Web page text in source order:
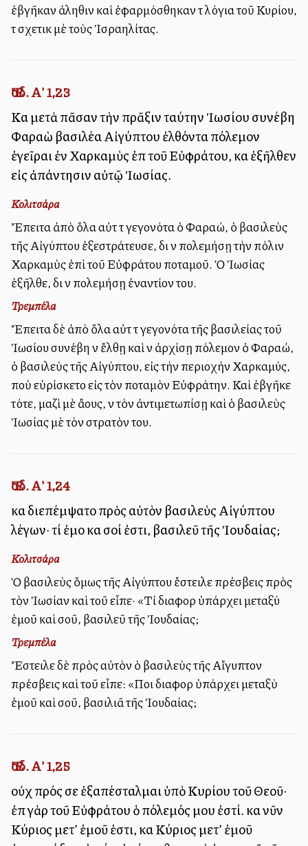
ἐβγῆκαν ἀληθινὰ καὶ ἐφαρμόσθηκαν τὰ λόγια τοῦ Κυρίου,
τὰ σχετικὰ μὲ τοὺς Ἰσραηλίτας.
Ἔσδ. Α' 1,23
Καὶ μετὰ πᾶσαν τὴν πρᾶξιν ταύτην Ἰωσίου συνέβη
Φαραὼ βασιλέα Αἰγύπτου ἐλθόντα πόλεμον
ἐγεῖραι ἐν Χαρκαμὺς ἐπὶ τοῦ Εὐφράτου, καὶ ἐξῆλθεν
εἰς ἀπάντησιν αὐτῷ Ἰωσίας.
Κολιτσάρα
Ἔπειτα ἀπὸ ὅλα αὐτὰ τὰ γεγονότα ὁ Φαραώ, ὁ βασιλεὺς
τῆς Αἰγύπτου ἐξεστράτευσε, διὰ νὰ πολεμήσῃ τὴν πόλιν
Χαρκαμὺς ἐπὶ τοῦ Εὐφράτου ποταμοῦ. Ὁ Ἰωσίας
ἐξῆλθε, διὰ νὰ πολεμήσῃ ἐναντίον του.
Τρεμπέλα
Ἔπειτα δὲ ἀπὸ ὅλα αὐτὰ τὰ γεγονότα τῆς βασιλείας τοῦ
Ἰωσίου συνέβη νὰ ἔλθῃ καὶ νὰ ἀρχίσῃ πόλεμον ὁ Φαραώ,
ὁ βασιλεὺς τῆς Αἰγύπτου, εἰς τὴν περιοχὴν Χαρκαμύς,
ποὺ εὑρίσκετο εἰς τὸν ποταμὸν Εὐφράτην. Καὶ ἐβγῆκε
τότε, μαζὶ μὲ ἄλλους, νὰ τὸν ἀντιμετωπίσῃ καὶ ὁ βασιλεὺς
Ἰωσίας μὲ τὸν στρατὸν του.
Ἔσδ. Α' 1,24
καὶ διεπέμψατο πρὸς αὐτὸν βασιλεὺς Αἰγύπτου
λέγων· τί ἐμοὶ καὶ σοί ἐστι, βασιλεῦ τῆς Ἰουδαίας;
Κολιτσάρα
Ὁ βασιλεὺς ὅμως τῆς Αἰγύπτου ἔστειλε πρέσβεις πρὸς
τὸν Ἰωσίαν καὶ τοῦ εἶπε· «Τί διαφορὰ ὑπάρχει μεταξύ
ἐμοῦ καὶ σοῦ, βασιλεῦ τῆς Ἰουδαίας;
Τρεμπέλα
Ἔστειλε δὲ πρὸς αὐτὸν ὁ βασιλεὺς τῆς Αἴγυπτον
πρέσβεις καὶ τοῦ εἶπε: «Ποιὰ διαφορὰ ὑπάρχει μεταξὺ
ἐμοῦ καὶ σοῦ, βασιλιᾶ τῆς Ἰουδαίας;
Ἔσδ. Α' 1,25
οὐχὶ πρός σε ἐξαπέσταλμαι ὑπὸ Κυρίου τοῦ Θεοῦ·
ἐπὶ γὰρ τοῦ Εὐφράτου ὁ πόλεμός μου ἐστί. καὶ νῦν
Κύριος μετ’ ἐμοῦ ἐστι, καὶ Κύριος μετ’ ἐμοῦ